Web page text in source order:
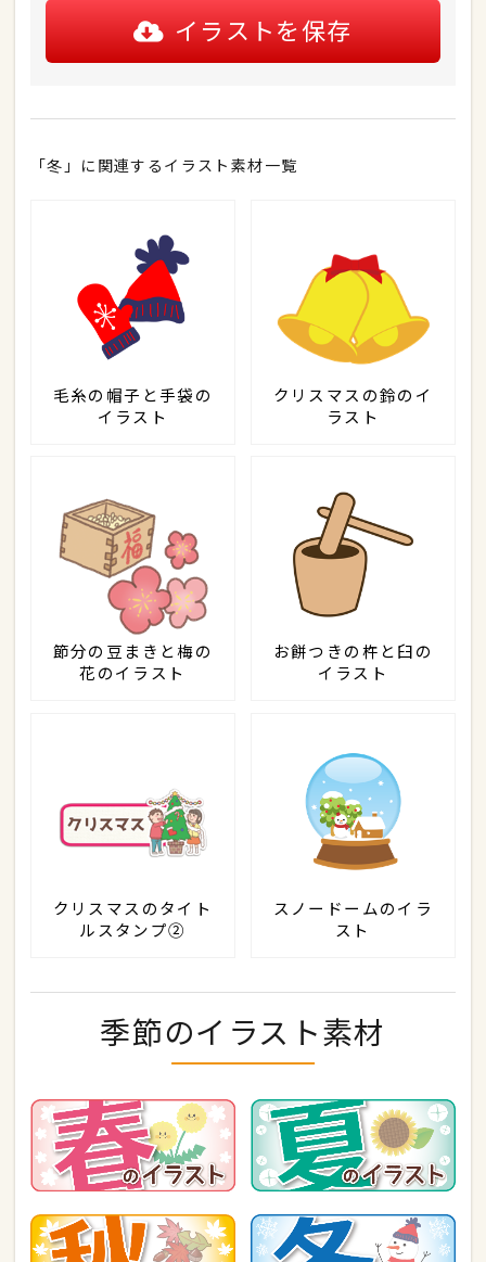
イラストを保存
「冬」に関連するイラスト素材一覧
毛糸の帽子と手袋の
イラスト
クリスマスの鈴のイ
ラスト
節分の豆まきと梅の
花のイラスト
お餅つきの杵と臼の
イラスト
クリスマスのタイト
ルスタンプ②
スノードームのイラ
スト
季節のイラスト素材